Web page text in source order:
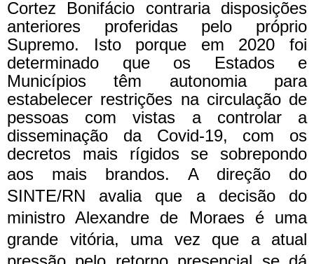
Cortez Bonifácio contraria disposições
anteriores proferidas pelo próprio
Supremo. Isto porque em 2020 foi
determinado que os Estados e
Municípios têm autonomia para
estabelecer restrições na circulação de
pessoas com vistas a controlar a
disseminação da Covid-19, com os
decretos mais rígidos se sobrepondo
aos mais brandos. A direção do
SINTE/RN avalia que a decisão do
ministro Alexandre de Moraes é uma
grande vitória, uma vez que a atual